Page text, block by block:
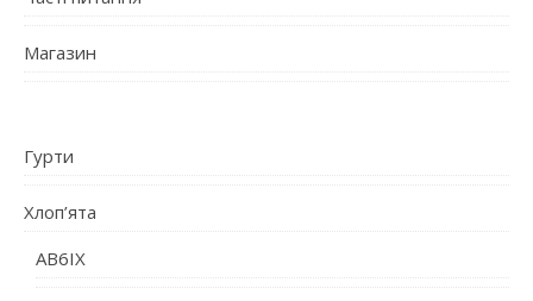
Магазин
Гурти
Хлоп’ята
AB6IX